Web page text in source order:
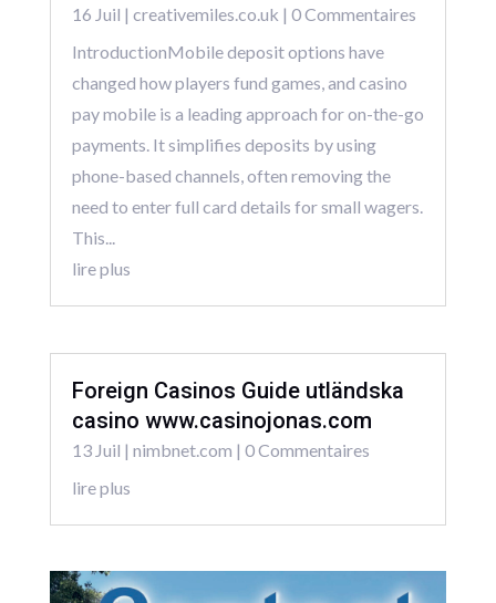
16 Juil | creativemiles.co.uk | 0 Commentaires
IntroductionMobile deposit options have
changed how players fund games, and casino
pay mobile is a leading approach for on-the-go
payments. It simplifies deposits by using
phone-based channels, often removing the
need to enter full card details for small wagers.
This...
lire plus
Foreign Casinos Guide utländska
casino www.casinojonas.com
13 Juil | nimbnet.com | 0 Commentaires
lire plus